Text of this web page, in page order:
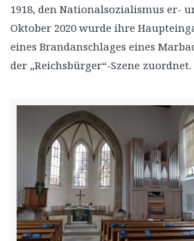
1918, den Nationalsozialismus er-
Oktober 2020 wurde ihre
eines Brandanschlages eines
der „Reichsbürger“-Szene zuordnet.